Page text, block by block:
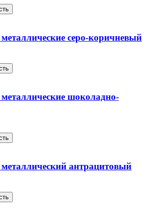
серо-коричневый
шоколадно-
антрацитовый